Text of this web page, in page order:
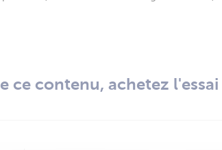
ce contenu, achetez l'essai